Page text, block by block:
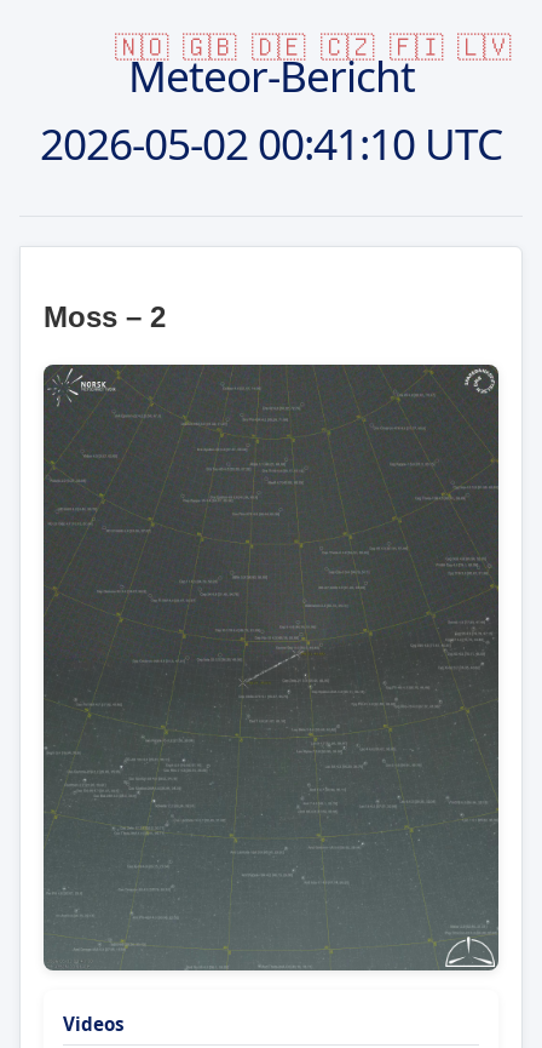
🇳🇴 🇬🇧 🇩🇪 🇨🇿 🇫🇮 🇱🇻
Meteor-Bericht
2026-05-0200:41:10 UTC
Moss – 2
Videos